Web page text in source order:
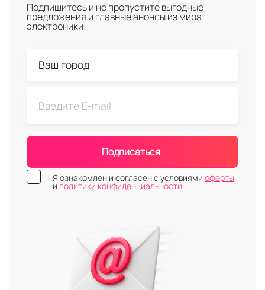
Подпишитесь и не пропустите выгодные
предложения и главные анонсы из мира
электроники!
Подписаться
Я ознакомлен и согласен с условиями оферты
и политики конфиденциальности